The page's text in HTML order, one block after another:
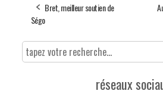
Bret, meilleur soutien de
Ségo
réseaux